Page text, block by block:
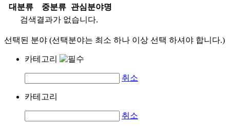
대분류
중분류
관심분야명
검색결과가 없습니다.
선택된 분야 (선택분야는 최소 하나 이상 선택 하셔야 합니다.)
카테고리
취소
카테고리
취소